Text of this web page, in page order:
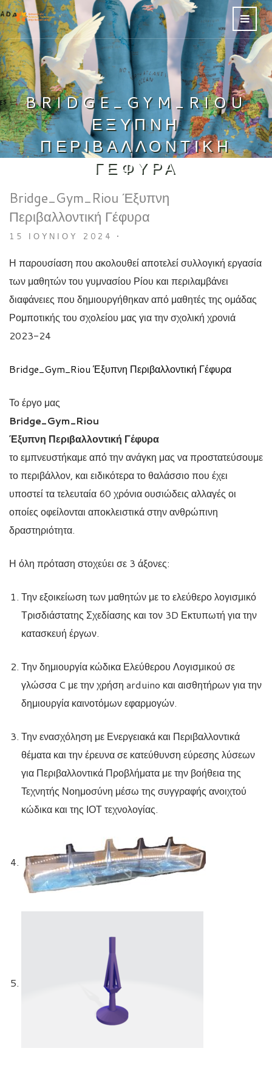
BRIDGE_GYM_RIOU
ΈΞΥΠΝΗ
ΠΕΡΙΒΑΛΛΟΝΤΙΚΉ
ΓΈΦΥΡΑ
Bridge_Gym_Riou Έξυπνη
Περιβαλλοντική Γέφυρα
15 ΙΟΥΝΊΟΥ 2024 •
Η παρουσίαση που ακολουθεί αποτελεί συλλογική εργασία
των μαθητών του γυμνασίου Ρίου και περιλαμβάνει
διαφάνειες που δημιουργήθηκαν από μαθητές της ομάδας
Ρομποτικής του σχολείου μας για την σχολική χρονιά
2023-24
Bridge_Gym_Riou Έξυπνη Περιβαλλοντική Γέφυρα
Το έργο μας
Bridge_Gym_Riou
Έξυπνη Περιβαλλοντική Γέφυρα
το εμπνευστήκαμε από την ανάγκη μας να προστατεύσουμε
το περιβάλλον, και ειδικότερα το θαλάσσιο που έχει
υποστεί τα τελευταία 60 χρόνια ουσιώδεις αλλαγές οι
οποίες οφείλονται αποκλειστικά στην ανθρώπινη
δραστηριότητα.
Η όλη πρόταση στοχεύει σε 3 άξονες:
Την εξοικείωση των μαθητών με το ελεύθερο λογισμικό
Τρισδιάστατης Σχεδίασης και τον 3D Εκτυπωτή για την
κατασκευή έργων.
Την δημιουργία κώδικα Ελεύθερου Λογισμικού σε
γλώσσα C με την χρήση arduino και αισθητήρων για την
δημιουργία καινοτόμων εφαρμογών.
Την ενασχόληση με Ενεργειακά και Περιβαλλοντικά
θέματα και την έρευνα σε κατεύθυνση εύρεσης λύσεων
για Περιβαλλοντικά Προβλήματα με την βοήθεια της
Τεχνητής Νοημοσύνη μέσω της συγγραφής ανοιχτού
κώδικα και της ΙΟΤ τεχνολογίας.